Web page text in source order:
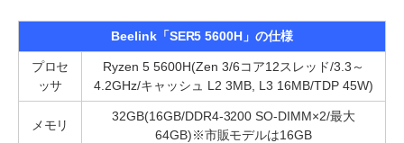
Beelink「SER5 5600H」の仕様
プロセ
ッサ
Ryzen 5 5600H(Zen 3/6コア12スレッド/3.3～
4.2GHz/キャッシュ L2 3MB, L3 16MB/TDP 45W)
メモリ
32GB(16GB/DDR4-3200 SO-DIMM×2/最大
64GB)※市販モデルは16GB